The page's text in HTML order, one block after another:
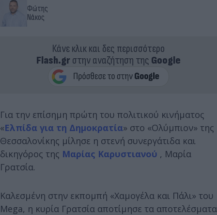
Φώτης
Νάκος
Κάνε κλικ και δες περισσότερο
Flash.grστην αναζήτηση της Google
Για την επίσημη πρώτη του πολιτικού κινήματος
«Ελπίδα για τη Δημοκρατία» στο «Ολύμπιον» της
Θεσσαλονίκης μίλησε η στενή συνεργάτιδα και
δικηγόρος της Μαρίας Καρυστιανού , Μαρία
Γρατσία.
Καλεσμένη στην εκπομπή «Χαμογέλα και Πάλι» του
Mega, η κυρία Γρατσία αποτίμησε τα αποτελέσματα